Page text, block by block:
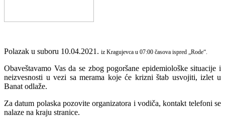
Polazak u suboru 10.04.2021. iz Kragujevca u 07:00 časova ispred „Rode“.
Obaveštavamo Vas da se zbog pogoršane epidemiološke situacije i
neizvesnosti u vezi sa merama koje će krizni štab usvojiti, izlet u
Banat odlaže.
Za datum polaska pozovite organizatora i vodiča, kontakt telefoni se
nalaze na kraju stranice.